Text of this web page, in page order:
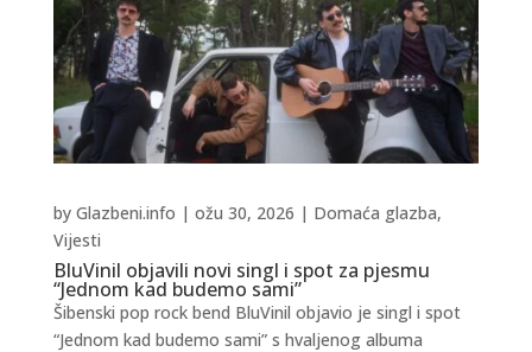
BluVinil objavili novi singl i spot za pjesmu
“Jednom kad budemo sami”
by Glazbeni.info | ožu 30, 2026 | Domaća glazba,
Vijesti
Šibenski pop rock bend BluVinil objavio je singl i spot
“Jednom kad budemo sami” s hvaljenog albuma